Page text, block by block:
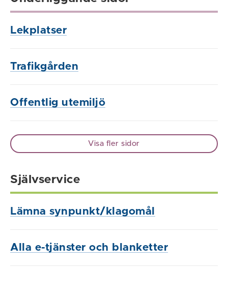
Lekplatser
Trafikgården
Offentlig utemiljö
Visa fler sidor
Självservice
Lämna synpunkt/klagomål
Alla e-tjänster och blanketter